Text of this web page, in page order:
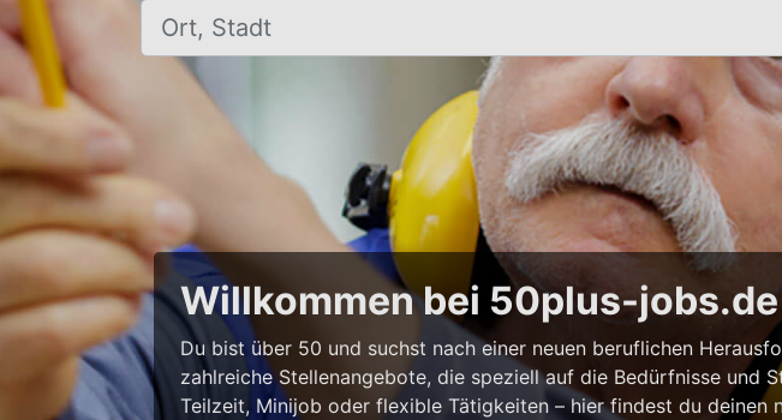
Ort, Stadt
Willkommen bei 50plus-
Du bist über 50 und suchst nach einer neuen beruflichen
zahlreiche Stellenangebote, die speziell auf die Bedürfnisse und
Teilzeit, Minijob oder flexible Tätigkeiten – hier findest du